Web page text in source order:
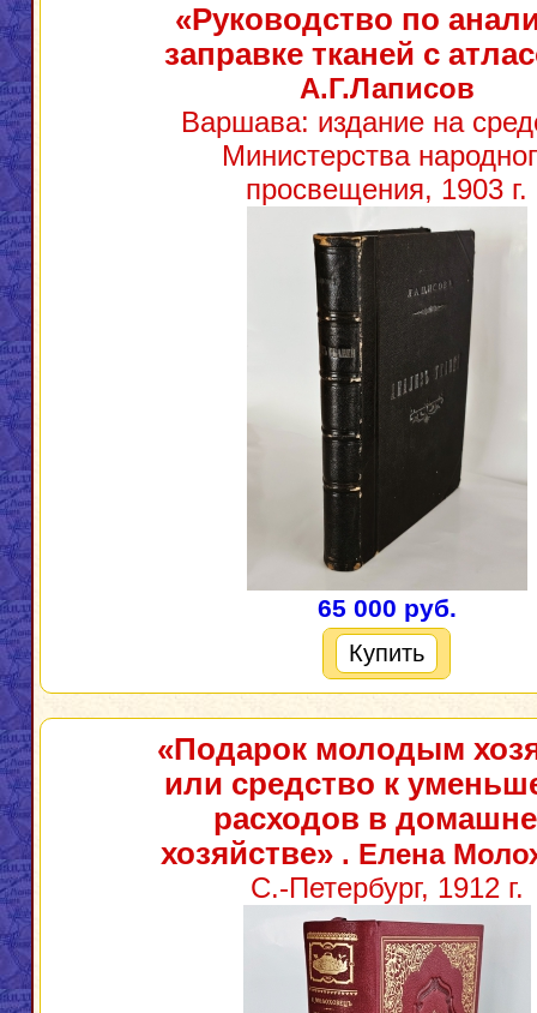
«Руководство по
заправке тканей с
А.Г.Лаписов
Варшава: издание на
Министерства
просвещения, 1903 г.
65 000 руб.
Купить
«Подарок молодым
или средство к
расходов в
хозяйстве» . Елена
С.-Петербург, 1912 г.